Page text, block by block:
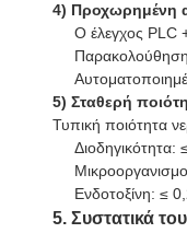
4) Προχωρημένη
Ο έλεγχος PLC
Παρακολούθηση
5) Σταθερή
Τυπική ποιότητα
Ενδοτοξίνη: ≤
5. Συστατικά